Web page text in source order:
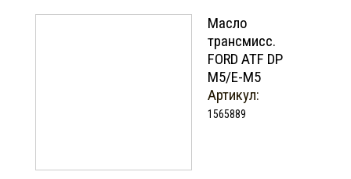
Масло
трансмисс.
FORD ATF DP
M5/E-M5
Артикул:
1565889